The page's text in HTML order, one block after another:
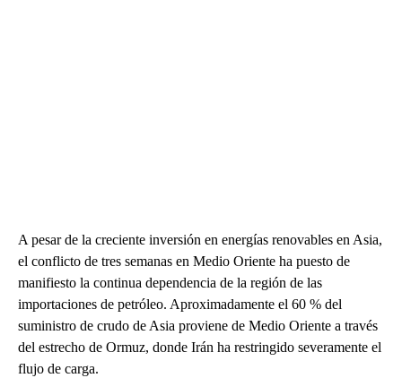
A pesar de la creciente inversión en energías renovables en Asia,
el conflicto de tres semanas en Medio Oriente ha puesto de
manifiesto la continua dependencia de la región de las
importaciones de petróleo. Aproximadamente el 60 % del
suministro de crudo de Asia proviene de Medio Oriente a través
del estrecho de Ormuz, donde Irán ha restringido severamente el
flujo de carga.